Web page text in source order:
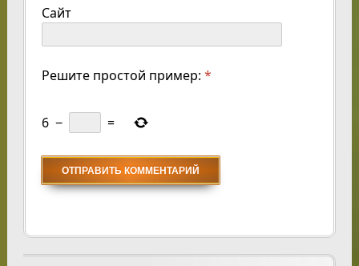
Сайт
Решите простой пример: *
6 − =